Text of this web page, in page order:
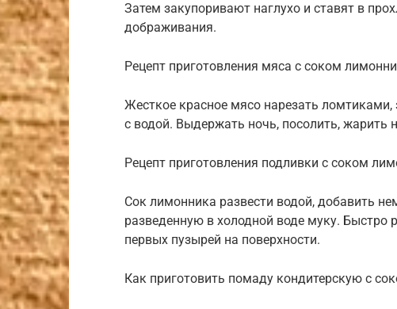
Затем закупоривают наглухо и ставят в
дображивания.
Рецепт приготовления мяса с соком
Жесткое красное мясо нарезать
с водой. Выдержать ночь, посолить, жарить
Рецепт приготовления подливки с соком
Сок лимонника развести водой, добавить
разведенную в холодной воде муку.
первых пузырей на поверхности.
Как приготовить помаду кондитерскую с